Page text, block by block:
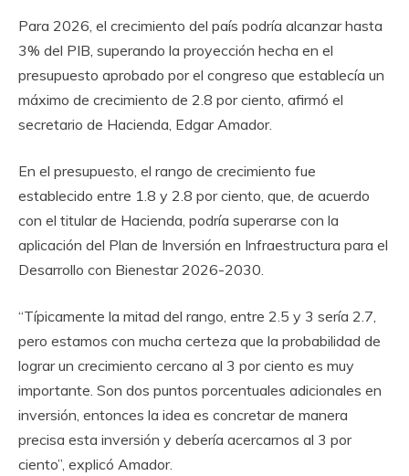
Para 2026, el crecimiento del país podría alcanzar hasta
3% del PIB, superando la proyección hecha en el
presupuesto aprobado por el congreso que establecía un
máximo de crecimiento de 2.8 por ciento, afirmó el
secretario de Hacienda, Edgar Amador.
En el presupuesto, el rango de crecimiento fue
establecido entre 1.8 y 2.8 por ciento, que, de acuerdo
con el titular de Hacienda, podría superarse con la
aplicación del Plan de Inversión en Infraestructura para el
Desarrollo con Bienestar 2026-2030.
“Típicamente la mitad del rango, entre 2.5 y 3 sería 2.7,
pero estamos con mucha certeza que la probabilidad de
lograr un crecimiento cercano al 3 por ciento es muy
importante. Son dos puntos porcentuales adicionales en
inversión, entonces la idea es concretar de manera
precisa esta inversión y debería acercarnos al 3 por
ciento”, explicó Amador.